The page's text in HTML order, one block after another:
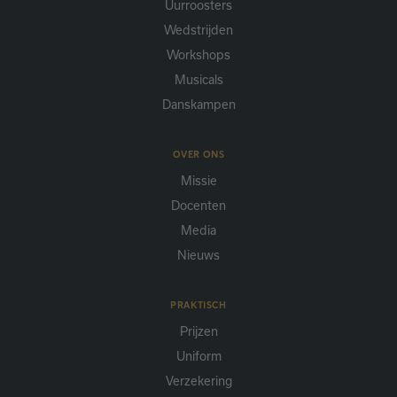
Uurroosters
Wedstrijden
Workshops
Musicals
Danskampen
OVER ONS
Missie
Docenten
Media
Nieuws
PRAKTISCH
Prijzen
Uniform
Verzekering